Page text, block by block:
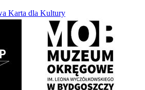
Karta dla Kultury